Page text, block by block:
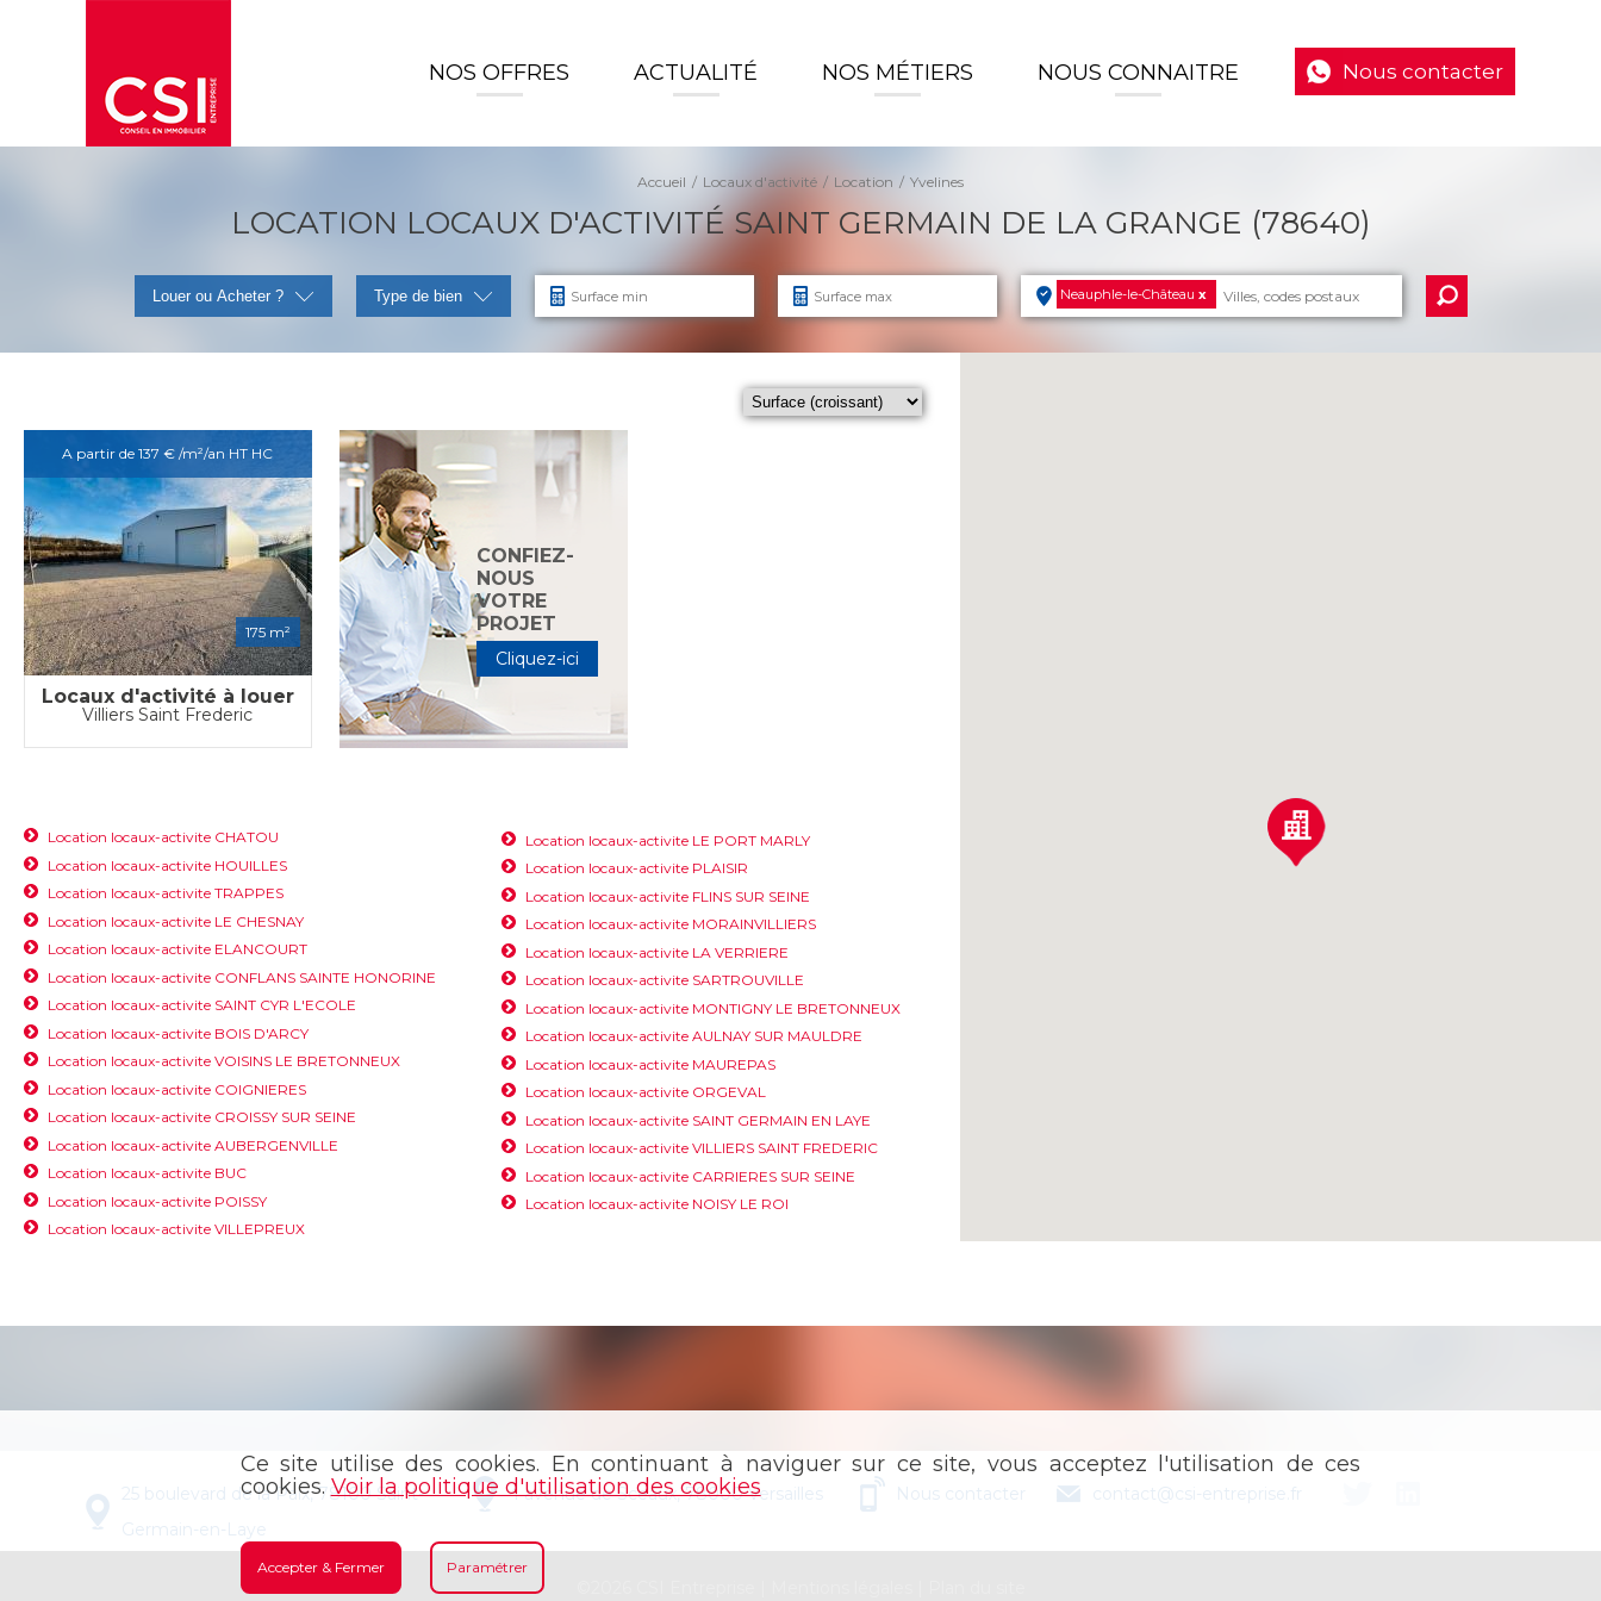
Nous contacter
NOS OFFRES ACTUALITÉ NOS MÉTIERS NOUS CONNAITRE
Accueil Locaux d'activité Location Yvelines
LOCATION LOCAUX D'ACTIVITÉ SAINT GERMAIN DE LA GRANGE (78640)
Louer ou Acheter ? Type de bien Neauphle-le-Château x
A partir de 137 € /m²/an HT HC
175 m²
Locaux d'activité à louer
Villiers Saint Frederic
CONFIEZ-
NOUS
VOTRE
PROJET
Cliquez-ici
Location locaux-activite CHATOU
Location locaux-activite HOUILLES
Location locaux-activite TRAPPES
Location locaux-activite LE CHESNAY
Location locaux-activite ELANCOURT
Location locaux-activite CONFLANS SAINTE HONORINE
Location locaux-activite SAINT CYR L'ECOLE
Location locaux-activite BOIS D'ARCY
Location locaux-activite VOISINS LE BRETONNEUX
Location locaux-activite COIGNIERES
Location locaux-activite CROISSY SUR SEINE
Location locaux-activite AUBERGENVILLE
Location locaux-activite BUC
Location locaux-activite POISSY
Location locaux-activite VILLEPREUX
Location locaux-activite LE PORT MARLY
Location locaux-activite PLAISIR
Location locaux-activite FLINS SUR SEINE
Location locaux-activite MORAINVILLIERS
Location locaux-activite LA VERRIERE
Location locaux-activite SARTROUVILLE
Location locaux-activite MONTIGNY LE BRETONNEUX
Location locaux-activite AULNAY SUR MAULDRE
Location locaux-activite MAUREPAS
Location locaux-activite ORGEVAL
Location locaux-activite SAINT GERMAIN EN LAYE
Location locaux-activite VILLIERS SAINT FREDERIC
Location locaux-activite CARRIERES SUR SEINE
Location locaux-activite NOISY LE ROI
25 boulevard de la Paix, 78100 Saint-
Germain-en-Laye
4 avenue de Sceaux, 78000 Versailles Nous contacter contact@csi-entreprise.fr
Ce site utilise des cookies. En continuant à naviguer sur ce site, vous acceptez l'utilisation de ces
cookies.Voir la politique d'utilisation des cookies
Accepter & Fermer Paramétrer